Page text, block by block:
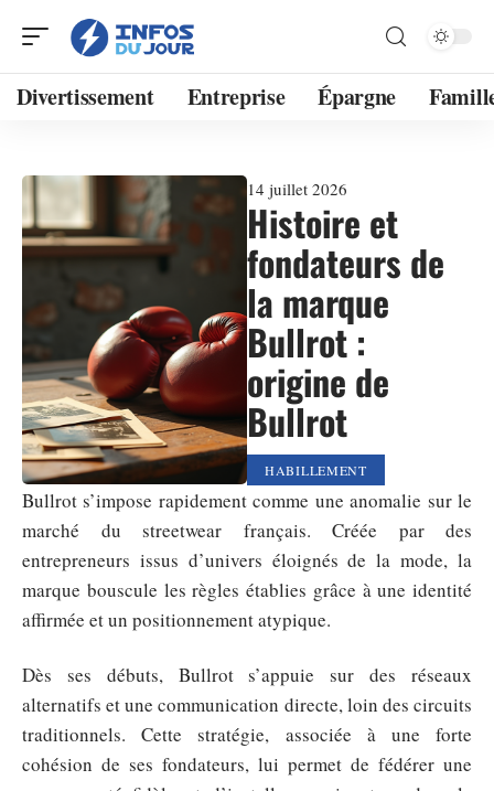
Divertissement Entreprise Épargne
14 juillet 2026
Histoire et
fondateurs de
la marque
Bullrot :
origine de
Bullrot
HABILLEMENT
Bullrot s’impose rapidement comme une anomalie sur le
marché du streetwear français. Créée par des
entrepreneurs issus d’univers éloignés de la mode, la
marque bouscule les règles établies grâce à une identité
affirmée et un positionnement atypique.
Dès ses débuts, Bullrot s’appuie sur des réseaux
alternatifs et une communication directe, loin des circuits
traditionnels. Cette stratégie, associée à une forte
cohésion de ses fondateurs, lui permet de fédérer une